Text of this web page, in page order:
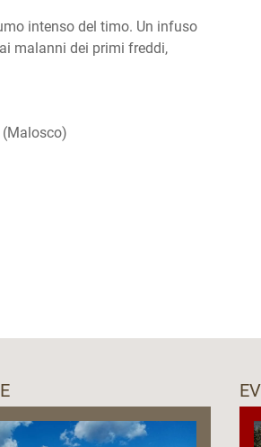
intenso del timo. Un infuso
malanni dei primi freddi,
(Malosco)